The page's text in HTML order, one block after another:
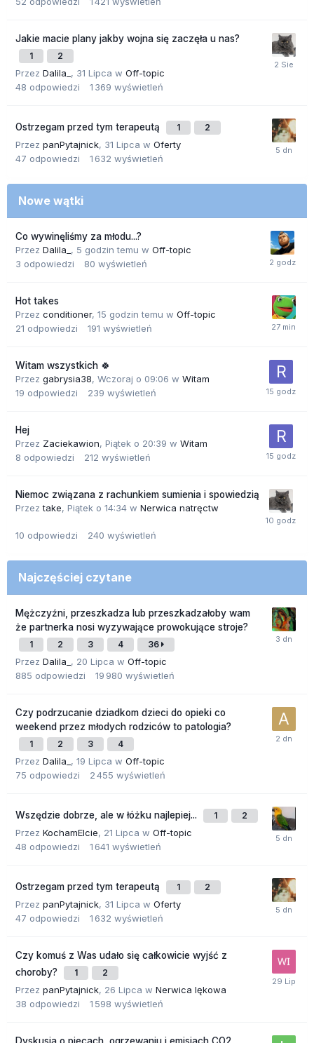
Jakie macie plany jakby wojna się zaczęła u nas?
1 2
Przez Dalila_ , 31 Lipca w Off-topic
48 odpowiedzi 1 369 wyświetleń
Ostrzegam przed tym terapeutą 1 2
Przez panPytajnick, 31 Lipca w Oferty
47 odpowiedzi 1 632 wyświetleń
Nowe wątki
Co wywinęliśmy za młodu...?
Przez Dalila_ , 5 godzin temu w Off-topic
3 odpowiedzi 80 wyświetleń
Hot takes
Przez conditioner, 15 godzin temu w Off-topic
21 odpowiedzi 191 wyświetleń
Witam wszystkich 🍀
Przez gabrysia38, Wczoraj o 09:06 w Witam
19 odpowiedzi 239 wyświetleń
Hej
Przez Zaciekawion, Piątek o 20:39 w Witam
8 odpowiedzi 212 wyświetleń
Niemoc związana z rachunkiem sumienia i spowiedzią
Przeztake, Piątek o 14:34 w Nerwica natręctw
10 odpowiedzi 240 wyświetleń
Najczęściej czytane
Mężczyźni, przeszkadza lub przeszkadzałoby wam
że partnerka nosi wyzywające prowokujące stroje?
1 2 3 4 36
Przez Dalila_ , 20 Lipca w Off-topic
885 odpowiedzi 19 980 wyświetleń
Czy podrzucanie dziadkom dzieci do opieki co
weekend przez młodych rodziców to patologia?
1 2 3 4
Przez Dalila_ , 19 Lipca w Off-topic
75 odpowiedzi 2 455 wyświetleń
Wszędzie dobrze, ale w łóżku najlepiej... 1 2
Przez KochamElcie, 21 Lipca w Off-topic
48 odpowiedzi 1 641 wyświetleń
Ostrzegam przed tym terapeutą 1 2
Przez panPytajnick, 31 Lipca w Oferty
47 odpowiedzi 1 632 wyświetleń
Czy komuś z Was udało się całkowicie wyjść z
choroby?
1 2
Przez panPytajnick, 26 Lipca w Nerwica lękowa
38 odpowiedzi 1 598 wyświetleń
Dyskusja o piecach, ogrzewaniu i emisjach CO2